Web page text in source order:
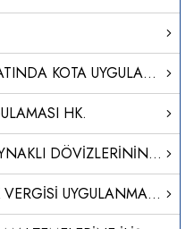
İŞLENMEMİŞ ALTIN İTHALATINDA KOTA UYGULAMASI
HK.
FİRMALARIN YURT DIŞI KAYNAKLI DÖVİZLERİNİN TÜRK LİRASINA DÖNÜŞÜMÜNÜN DESTEKLENMESİ HAKKINDA TEBLİĞ (SAYI: 2023/5)’DE DEĞİŞİKLİK YAPILMASINA DAİR TEBLİĞ (SAYI: 2024/14)
İTHALATTA İLAVE GÜMRÜK VERGİSİ UYGULANMASINA İLİŞKİN KARARDA DEĞİŞİKLİK YAPILMASINA DAİR KARAR (KARAR SAYISI: 8639)